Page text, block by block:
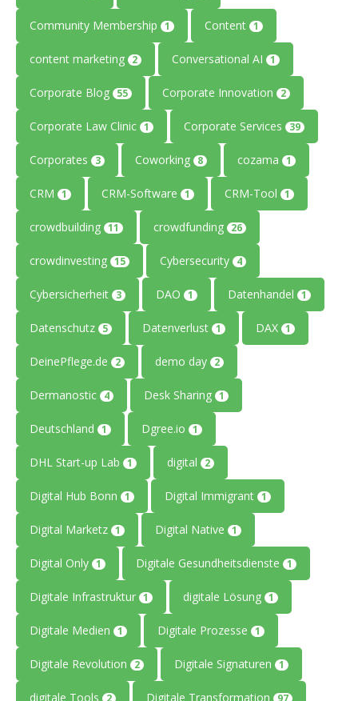
Community Membership 1 Content 1
content marketing 2 Conversational AI 1
Corporate Blog 55 Corporate Innovation 2
Corporate Law Clinic 1 Corporate Services 39
Corporates 3 Coworking 8 cozama 1
CRM 1 CRM-Software 1 CRM-Tool 1
crowdbuilding 11 crowdfunding 26
crowdinvesting 15 Cybersecurity 4
Cybersicherheit 3 DAO 1 Datenhandel 1
Datenschutz 5 Datenverlust 1 DAX 1
DeinePflege.de 2 demo day 2
Dermanostic 4 Desk Sharing 1
Deutschland 1 Dgree.io 1
DHL Start-up Lab 1 digital 2
Digital Hub Bonn 1 Digital Immigrant 1
Digital Marketz 1 Digital Native 1
Digital Only 1 Digitale Gesundheitsdienste 1
Digitale Infrastruktur 1 digitale Lösung 1
Digitale Medien 1 Digitale Prozesse 1
Digitale Revolution 2 Digitale Signaturen 1
digitale Tools 2 Digitale Transformation 97